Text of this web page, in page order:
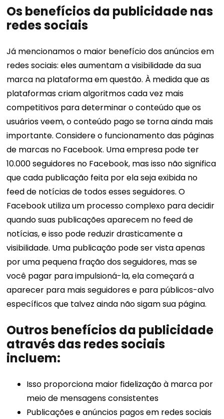
Os benefícios da publicidade nas
redes sociais
Já mencionamos o maior benefício dos anúncios em
redes sociais: eles aumentam a visibilidade da sua
marca na plataforma em questão. À medida que as
plataformas criam algoritmos cada vez mais
competitivos para determinar o conteúdo que os
usuários veem, o conteúdo pago se torna ainda mais
importante. Considere o funcionamento das páginas
de marcas no Facebook. Uma empresa pode ter
10.000 seguidores no Facebook, mas isso não significa
que cada publicação feita por ela seja exibida no
feed de notícias de todos esses seguidores. O
Facebook utiliza um processo complexo para decidir
quando suas publicações aparecem no feed de
notícias, e isso pode reduzir drasticamente a
visibilidade. Uma publicação pode ser vista apenas
por uma pequena fração dos seguidores, mas se
você pagar para impulsioná-la, ela começará a
aparecer para mais seguidores e para públicos-alvo
específicos que talvez ainda não sigam sua página.
Outros benefícios da publicidade
através das redes sociais
incluem:
Isso proporciona maior fidelização à marca por
meio de mensagens consistentes
Publicações e anúncios pagos em redes sociais